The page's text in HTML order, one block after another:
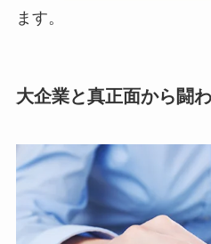
ます。
大企業と真正面から闘